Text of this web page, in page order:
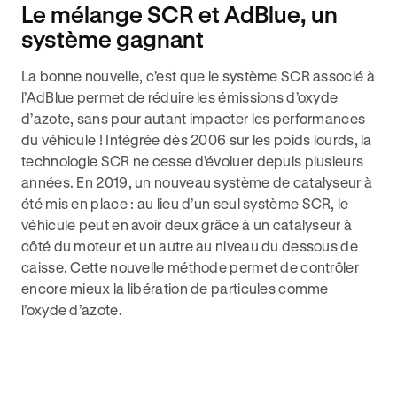
Le mélange SCR et AdBlue, un
système gagnant
La bonne nouvelle, c’est que le système SCR associé à
l’AdBlue permet de réduire les émissions d’oxyde
d’azote, sans pour autant impacter les performances
du véhicule ! Intégrée dès 2006 sur les poids lourds, la
technologie SCR ne cesse d’évoluer depuis plusieurs
années. En 2019, un nouveau système de catalyseur à
été mis en place : au lieu d’un seul système SCR, le
véhicule peut en avoir deux grâce à un catalyseur à
côté du moteur et un autre au niveau du dessous de
caisse. Cette nouvelle méthode permet de contrôler
encore mieux la libération de particules comme
l’oxyde d’azote.